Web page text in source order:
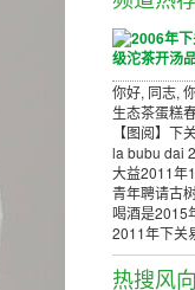
你好, 同志,
生态茶蛋糕
【图阅】下
la bubu dai
大益2011年
青年聘请古
喝酒是2015
2011年下关
热搜风